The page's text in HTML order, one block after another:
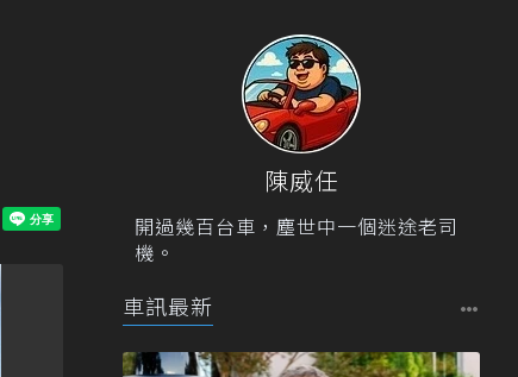
陳威任
開過幾百台車，塵世中一個迷途老司
機。
車訊最新